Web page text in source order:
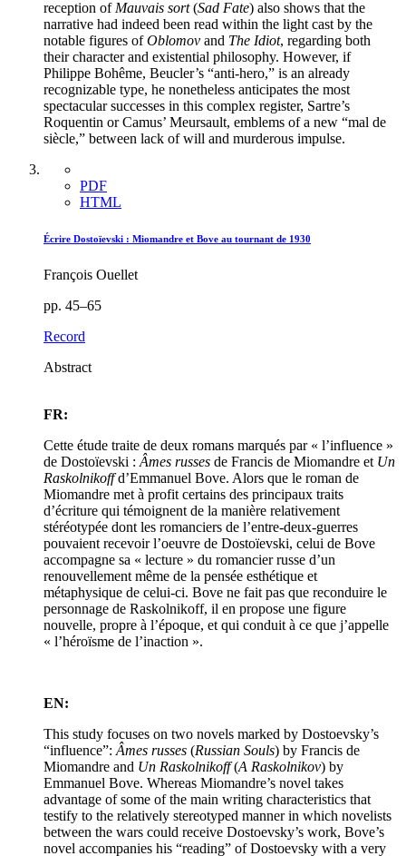
reception of Mauvais sort(Sad Fate) also shows that the
narrative had indeed been read within the light cast by the
notable figures ofOblomov and The Idiot, regarding both
their character and existential philosophy. However, if
Philippe Bohême, Beucler’s “anti-hero,” is an already
recognizable type, he nonetheless anticipates the most
spectacular successes in this complex register, Sartre’s
Roquentin or Camus’ Meursault, emblems of a new “mal de
siècle,” between lack of will and murderous impulse.
PDF
HTML
Écrire Dostoïevski : Miomandre et Bove au tournant de 1930
François Ouellet
pp. 45–65
Record
Abstract
FR:
Cette étude traite de deux romans marqués par « l’influence »
de Dostoïevski : Âmes russes de Francis de Miomandre et Un
Raskolnikoffd’Emmanuel Bove. Alors que le roman de
Miomandre met à profit certains des principaux traits
d’écriture qui témoignent de la manière relativement
stéréotypée dont les romanciers de l’entre-deux-guerres
pouvaient recevoir l’oeuvre de Dostoïevski, celui de Bove
accompagne sa « lecture » du romancier russe d’un
renouvellement même de la pensée esthétique et
métaphysique de celui-ci. Bove ne fait pas que reconduire le
personnage de Raskolnikoff, il en propose une figure
nouvelle, propre à l’époque, et qui conduit à ce que j’appelle
« l’héroïsme de l’inaction ».
EN:
This study focuses on two novels marked by Dostoevsky’s
“influence”: Âmes russes (Russian Souls) by Francis de
Miomandre and Un Raskolnikoff(A Raskolnikov) by
Emmanuel Bove. Whereas Miomandre’s novel takes
advantage of some of the main writing characteristics that
testify to the relatively stereotyped manner in which novelists
between the wars could receive Dostoevsky’s work, Bove’s
novel accompanies his “reading” of Dostoevsky with a very